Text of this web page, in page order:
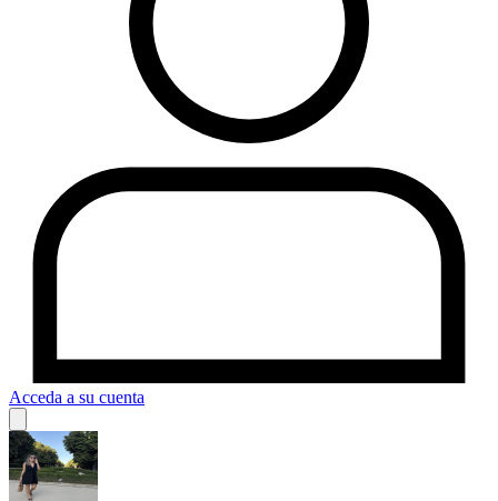
Acceda a su cuenta